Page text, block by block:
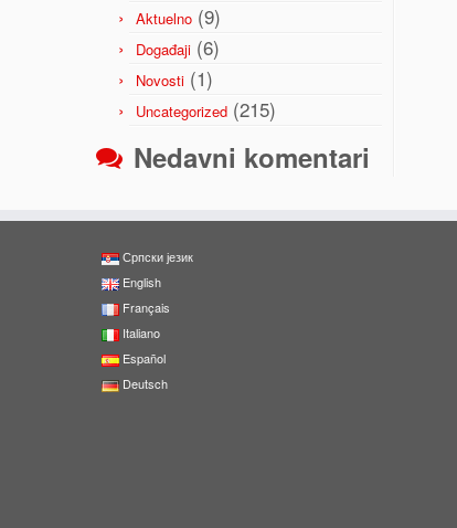
Aktuelno (9)
Događaji (6)
Novosti (1)
Uncategorized (215)
Nedavni komentari
Српски језик
English
Français
Italiano
Español
Deutsch